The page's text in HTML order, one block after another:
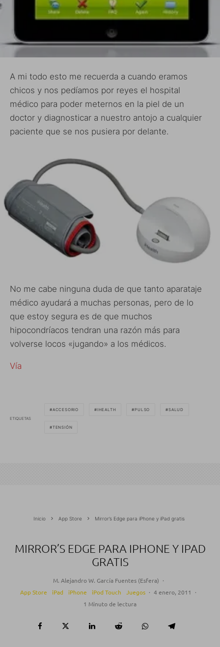
A mi todo esto me recuerda a cuando eramos
chicos y nos pedíamos por reyes el hospital
médico para poder meternos en la piel de un
doctor y diagnosticar a nuestro antojo a cualquier
paciente que se nos pusiera por delante.
No me cabe ninguna duda de que tanto aparataje
médico ayudará a muchas personas, pero de lo
que estoy segura es de que muchos
hipocondríacos tendran una razón más para
volverse locos «jugando» a los médicos.
Vía
ETIQUETAS
ACCESORIO IHEALTH PULSO SALUD
TENSIÓN
Inicio App Store Mirror’s Edge para iPhone y iPad gratis
MIRROR’S EDGE PARA IPHONE Y IPAD
GRATIS
M. Alejandro W. García Fuentes (Esfera) ·
App Store
iPad iPhone iPod Touch Juegos · 4 enero, 2011
·
1 Minuto de lectura